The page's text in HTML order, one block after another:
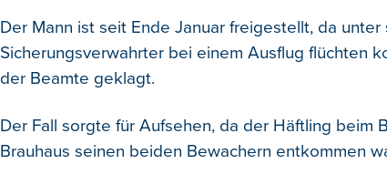
Der Mann ist seit Ende Januar freigestellt, da
Sicherungsverwahrter bei einem Ausflug flüchten
der Beamte geklagt.
Der Fall sorgte für Aufsehen, da der Häftling beim
Brauhaus seinen beiden Bewachern entkommen